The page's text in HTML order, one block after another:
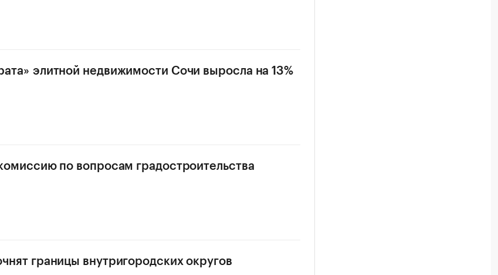
элитной недвижимости Сочи выросла на 13%
по вопросам градостроительства
границы внутригородских округов